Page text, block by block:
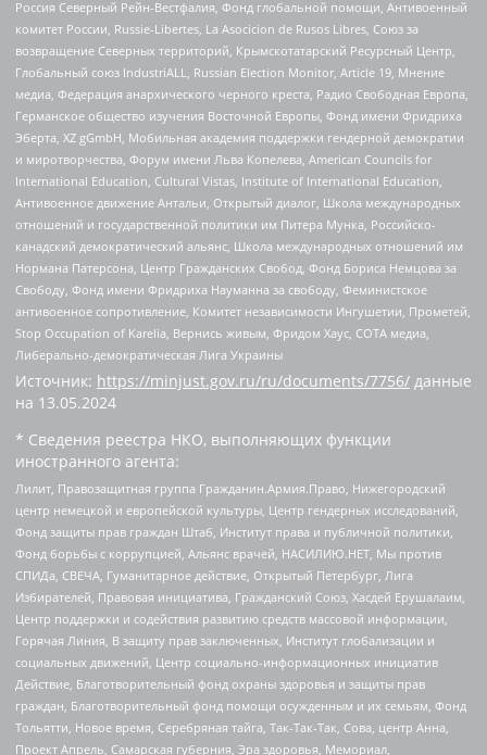
Россия Северный Рейн-Вестфалия, Фонд глобальной помощи, Антивоенный
комитет России, Russie-Libertes, La Asocicion de Rusos Libres, Союз за
возвращение Северных территорий, Крымскотатарский Ресурсный Центр,
Глобальный союз IndustriALL, Russian Election Monitor, Article 19, Мнение
медиа, Федерация анархического черного креста, Радио Свободная Европа,
Германское общество изучения Восточной Европы, Фонд имени Фридриха
Эберта, XZ gGmbH, Мобильная академия поддержки гендерной демократии
и миротворчества, Форум имени Льва Копелева, American Councils for
International Education, Cultural Vistas, Institute of International Education,
Антивоенное движение Антальи, Открытый диалог, Школа международных
отношений и государственной политики им Питера Мунка, Российско-
канадский демократический альянс, Школа международных отношений им
Нормана Патерсона, Центр Гражданских Свобод, Фонд Бориса Немцова за
Свободу, Фонд имени Фридриха Науманна за свободу, Феминистское
антивоенное сопротивление, Комитет независимости Ингушетии, Прометей,
Stop Occupation of Karelia, Вернись живым, Фридом Хаус, СОТА медиа,
Либерально-демократическая Лига Украины
Источник: https://minjust.gov.ru/ru/documents/7756/ данные
на 13.05.2024
* Сведения реестра НКО, выполняющих функции
иностранного агента:
Лилит, Правозащитная группа Гражданин.Армия.Право, Нижегородский
центр немецкой и европейской культуры, Центр гендерных исследований,
Фонд защиты прав граждан Штаб, Институт права и публичной политики,
Фонд борьбы с коррупцией, Альянс врачей, НАСИЛИЮ.НЕТ, Мы против
СПИДа, СВЕЧА, Гуманитарное действие, Открытый Петербург, Лига
Избирателей, Правовая инициатива, Гражданский Союз, Хасдей Ерушалаим,
Центр поддержки и содействия развитию средств массовой информации,
Горячая Линия, В защиту прав заключенных, Институт глобализации и
социальных движений, Центр социально-информационных инициатив
Действие, Благотворительный фонд охраны здоровья и защиты прав
граждан, Благотворительный фонд помощи осужденным и их семьям, Фонд
Тольятти, Новое время, Серебряная тайга, Так-Так-Так, Сова, центр Анна,
Проект Апрель, Самарская губерния, Эра здоровья, Мемориал,